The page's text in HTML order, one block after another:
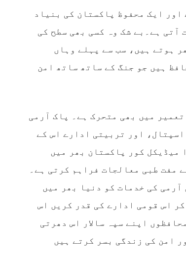
ایک محفوظ پاکستان کی بنیاد
آتی ہے۔بے شک وہ کسی بھی سطح کی
ہوتے ہیں، سب سے پہلے وہاں
ہیں جو جنگ کے ساتھ ساتھ امن
میں بھی متحرک ہے۔ پاک آرمی
اور تربیتی ادارے اس کے
میڈیکل کور پاکستان بھر میں
مفت طبی معالجات فراہم کرتی ہے۔
آرمی کی خدمات کو دنیا بھر میں
کر اس قومی ادارے کی قدر کریں اس
اپنے سپہ سالار اس دھرتی
امن کی زندگی بسر کرتے ہیں